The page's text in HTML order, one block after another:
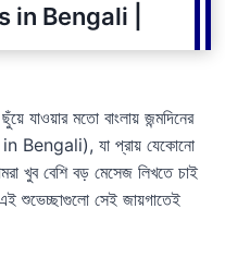
Bengali |
যাওয়ার মতো বাংলায় জন্মদিনের
যা প্রায় যেকোনো
খুব বেশি বড় মেসেজ লিখতে চাই
শুভেচ্ছাগুলো সেই জায়গাতেই